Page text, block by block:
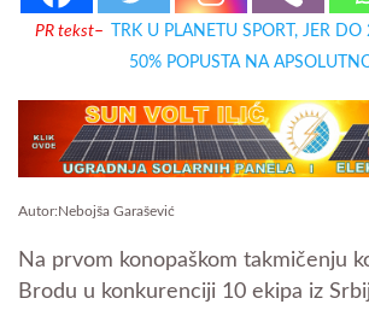
PR tekst–
TRK U PLANETU SPORT, JER
50% POPUSTA NA
Autor:Nebojša Garašević
Na prvom konopaškom takmičenju
Brodu u konkurenciji 10 ekipa iz